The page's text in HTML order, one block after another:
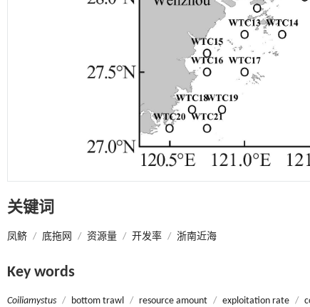
关键词
凤鲚 / 底拖网 / 资源量 / 开发率 / 浙南近海
Key words
Coiliamystus / bottom trawl / resource amount / exploitation rate /